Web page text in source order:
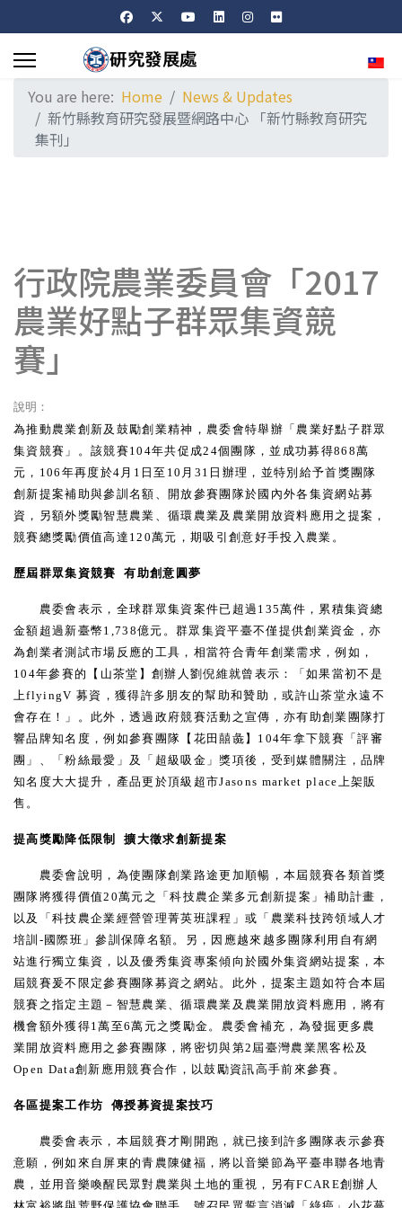
You are here: Home
News & Updates
新竹縣教育研究發展暨網路中心 「新竹縣教育研究
集刊」
行政院農業委員會「2017
農業好點子群眾集資競
賽」
說明：
為推動農業創新及鼓勵創業精神，農委會特舉辦「農業好點子群眾
集資競賽」。該競賽 104年共促成24個團隊，並成功募得868萬
元， 106 年再度於4 月 1 日至 10 月 31 日辦理，並特別給予首獎團隊
創新提案補助與參訓名額、開放參賽團隊於國內外各集資網站募
資，另額外獎勵智慧農業、循環農業及農業開放資料應用之提案，
競賽總獎勵價值高達 120萬元，期吸引創意好手投入農業。
歷屆群眾集資競賽 有助創意圓夢
農委會表示，全球群眾集資案件已超過 135萬件，累積集資總
金額超過新臺幣1,738億元。群眾集資平臺不僅提供創業資金，亦
為創業者測試市場反應的工具，相當符合青年創業需求，例如，
104年參賽的【山茶堂】創辦人劉倪維就曾表示：「如果當初不是
上flyingV募資，獲得許多朋友的幫助和贊助，或許山茶堂永遠不
會存在！」。此外，透過政府競賽活動之宣傳，亦有助創業團隊打
響品牌知名度，例如參賽團隊【花田囍彘】 104年拿下競賽「評審
團」、「粉絲最愛」及「超級吸金」獎項後，受到媒體關注，品牌
知名度大大提升，產品更於頂級超市Jasons market place上架販
售。
提高獎勵降低限制 擴大徵求創新提案
農委會說明，為使團隊創業路途更加順暢，本屆競賽各類首獎
團隊將獲得價值20萬元之「科技農企業多元創新提案」補助計畫，
以及「科技農企業經營管理菁英班課程」或「農業科技跨領域人才
培訓 - 國際班」參訓保障名額。另，因應越來越多團隊利用自有網
站進行獨立集資，以及優秀集資專案傾向於國外集資網站提案，本
屆競賽爰不限定參賽團隊募資之網站。此外，提案主題如符合本屆
競賽之指定主題－智慧農業、循環農業及農業開放資料應用，將有
機會額外獲得1萬至6萬元之獎勵金。農委會補充，為發掘更多農
業開放資料應用之參賽團隊，將密切與第2 屆臺灣農業黑客松及
Open Data創新應用競賽合作，以鼓勵資訊高手前來參賽。
各區提案工作坊 傳授募資提案技巧
農委會表示，本屆競賽才剛開跑，就已接到許多團隊表示參賽
意願，例如來自屏東的青農陳健福，將以音樂節為平臺串聯各地青
農，並用音樂喚醒民眾對農業與土地的重視，另有FCARE創辦人